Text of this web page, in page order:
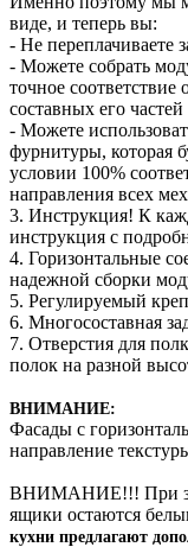
виде, и теперь вы:
- Не переплачиваете
- Можете собрать
точное
составных его частей
- Можете
фурнитуры, которая
условии 100%
направления всех
3. Инструкция! К
инструкция с
4. Горизонтальные
надежной сборки
5. Регулируемый
6. Многосоставная
7. Отверстия для
полок на разной
ВНИМАНИЕ:
Фасады с
направление
ВНИМАНИЕ!!! При
ящики остаются
кухни предлагают